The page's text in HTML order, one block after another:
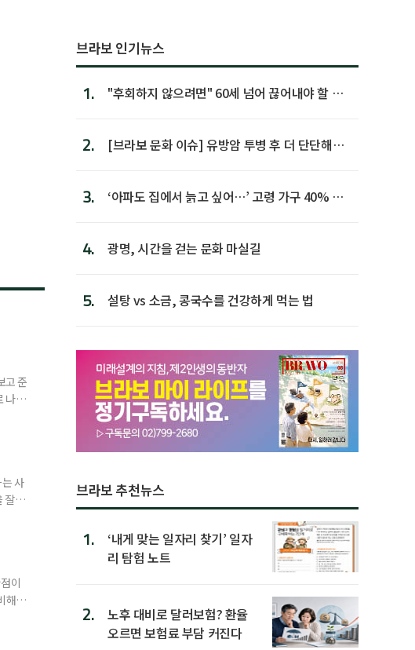
고 준
나눠
사
잘하
이
해야
브라보 인기뉴스
1.
"후회하지 않으려면" 60세 넘어 끊어내야 할 사
2.
[브라보 문화 이슈] 유방암 투병 후 더 단단해진
3.
‘아파도 집에서 늙고 싶어…’ 고령 가구 40% 노
4. 광명, 시간을 걷는 문화 마실길
5. 설탕 vs 소금, 콩국수를 건강하게 먹는 법
브라보 추천뉴스
1.
‘내게 맞는 일자리 찾기’ 일자
리 탐험 노트
2.
노후 대비로 달러보험? 환율
오르면 보험료 부담 커진다